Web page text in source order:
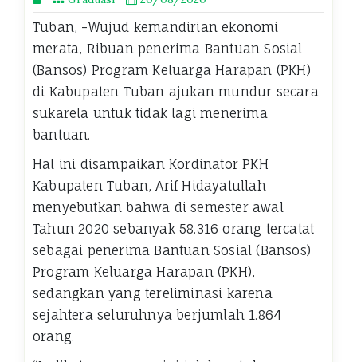
Tuban, -Wujud kemandirian ekonomi
merata, Ribuan penerima Bantuan Sosial
(Bansos) Program Keluarga Harapan (PKH)
di Kabupaten Tuban ajukan mundur secara
sukarela untuk tidak lagi menerima
bantuan.
Hal ini disampaikan Kordinator PKH
Kabupaten Tuban, Arif Hidayatullah
menyebutkan bahwa di semester awal
Tahun 2020 sebanyak 58.316 orang tercatat
sebagai penerima Bantuan Sosial (Bansos)
Program Keluarga Harapan (PKH),
sedangkan yang tereliminasi karena
sejahtera seluruhnya berjumlah 1.864
orang.